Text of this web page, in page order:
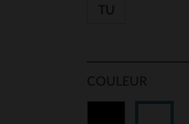
TU
COULEUR